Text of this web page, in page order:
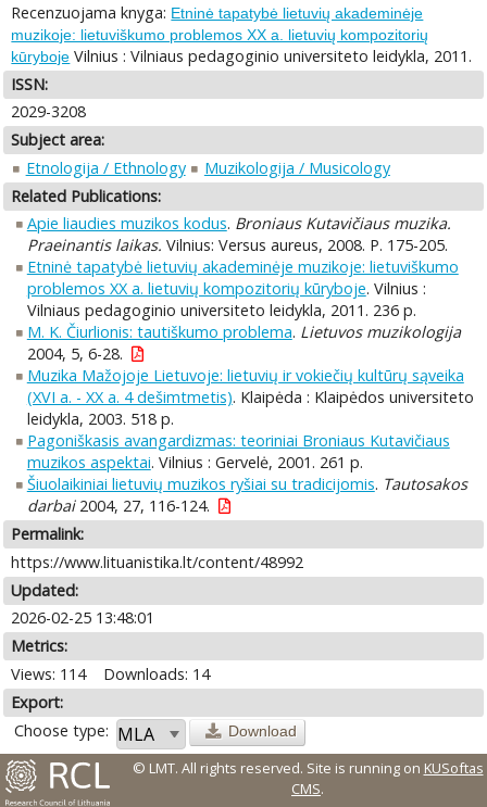
Recenzuojama knyga: Etninė tapatybė lietuvių akademinėje
muzikoje: lietuviškumo problemos XX a. lietuvių kompozitorių
kūryboje Vilnius : Vilniaus pedagoginio universiteto leidykla, 2011.
ISSN:
2029-3208
Subject area:
Etnologija / Ethnology
Muzikologija / Musicology
Related Publications:
Apie liaudies muzikos kodus. Broniaus Kutavičiaus muzika.
Praeinantis laikas. Vilnius: Versus aureus, 2008. P. 175-205.
Etninė tapatybė lietuvių akademinėje muzikoje: lietuviškumo
problemos XX a. lietuvių kompozitorių kūryboje. Vilnius :
Vilniaus pedagoginio universiteto leidykla, 2011. 236 p.
M. K. Čiurlionis: tautiškumo problema. Lietuvos muzikologija
2004, 5, 6-28.
Muzika Mažojoje Lietuvoje: lietuvių ir vokiečių kultūrų sąveika
(XVI a. - XX a. 4 dešimtmetis). Klaipėda : Klaipėdos universiteto
leidykla, 2003. 518 p.
Pagoniškasis avangardizmas: teoriniai Broniaus Kutavičiaus
muzikos aspektai. Vilnius : Gervelė, 2001. 261 p.
Šiuolaikiniai lietuvių muzikos ryšiai su tradicijomis. Tautosakos
darbai2004, 27, 116-124.
Permalink:
https://www.lituanistika.lt/content/48992
Updated:
2026-02-25 13:48:01
Metrics:
Views: 114
Downloads: 14
Export:
Choose type:
Download
© LMT. All rights reserved. Site is running on KUSoftas
CMS.